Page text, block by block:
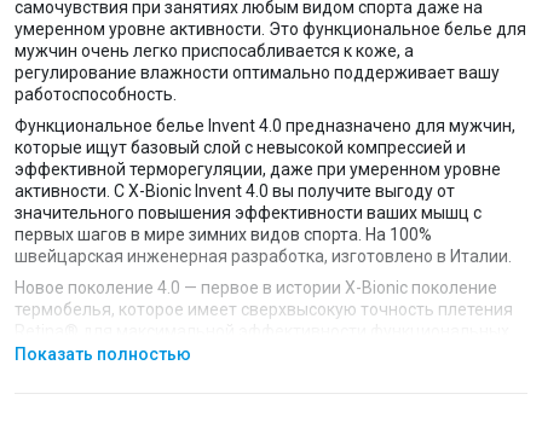
самочувствия при занятиях любым видом спорта даже на
умеренном уровне активности. Это функциональное белье для
мужчин очень легко приспосабливается к коже, а
регулирование влажности оптимально поддерживает вашу
работоспособность.
Функциональное белье Invent 4.0 предназначено для мужчин,
которые ищут базовый слой с невысокой компрессией и
эффективной терморегуляции, даже при умеренном уровне
активности. С X-Bionic Invent 4.0 вы получите выгоду от
значительного повышения эффективности ваших мышц с
первых шагов в мире зимних видов спорта. На 100%
швейцарская инженерная разработка, изготовлено в Италии.
Новое поколение 4.0 — первое в истории X-Bionic поколение
термобелья, которое имеет сверхвысокую точность плетения
зон благодаря технологически инновационному производству.
Показать полностью